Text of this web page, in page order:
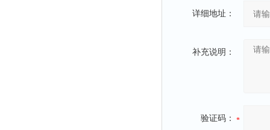
详细地址：
补充说明：
验证码：